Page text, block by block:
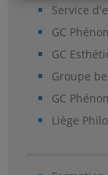
Service
GC
GC
Groupe
GC
Liège